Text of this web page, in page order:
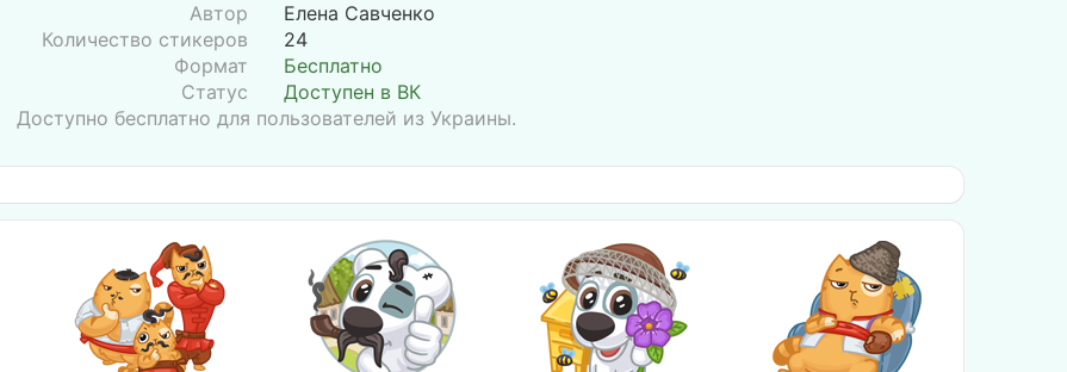
Автор
Елена Савченко
Количество стикеров
24
Формат
Бесплатно
Статус
Доступен в ВК
Доступно бесплатно для пользователей из Украины.